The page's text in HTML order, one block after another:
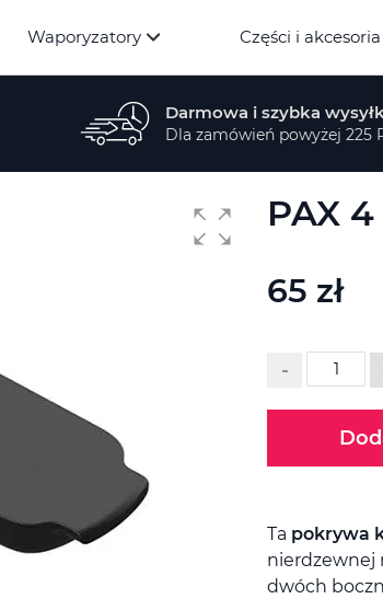
Waporyzatory Części i akcesoria
Darmowa i szybka
Dla zamówień powyżej 225
PAX
65 zł
-
Ta pokrywa
nierdzewnej
dwóch